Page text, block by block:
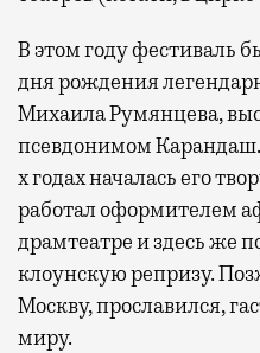
В этом году фестиваль
дня рождения
Михаила Румянцева,
псевдонимом
х годах началась его
работал оформителем
драмтеатре и здесь же
клоунскую репризу.
Москву, прославился,
миру.